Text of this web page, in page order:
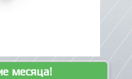
месяца!